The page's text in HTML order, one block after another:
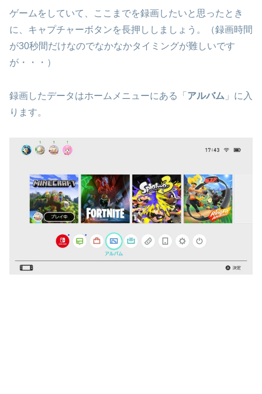
ゲームをしていて、ここまでを録画したいと思ったとき
に、キャプチャーボタンを長押ししましょう。（録画時間
が30秒間だけなのでなかなかタイミングが難しいです
が・・・）
録画したデータはホームメニューにある「 アルバム 」に入
ります。